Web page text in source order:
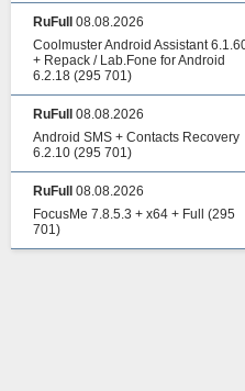
RuFull
08.08.2026
Coolmuster Android Assistant
+ Repack / Lab.Fone for Android
6.2.18 (295 701)
RuFull
08.08.2026
Android SMS + Contacts Recovery
6.2.10 (295 701)
RuFull
08.08.2026
FocusMe 7.8.5.3 + x64 + Full
(295
701)